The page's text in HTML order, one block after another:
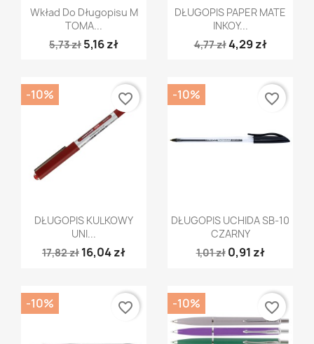
Szybki podgląd
Wkład Do Długopisu M
TOMA...
5,73 zł 5,16 zł
Szybki podgląd
DŁUGOPIS PAPER MATE
INKOY...
4,77 zł4,29 zł
 Szybki podgląd
DŁUGOPIS KULKOWY
UNI...
17,82 zł 16,04 zł
-10% favorite_border
Szybki podgląd
DŁUGOPIS UCHIDA SB-10
CZARNY
1,01 zł 0,91 zł
-10% favorite_border
-10% favorite_border -10% favorite_border